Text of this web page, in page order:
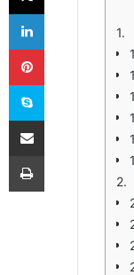
LinkedIn
Pinterest
Skype
E-Posta ile paylaş